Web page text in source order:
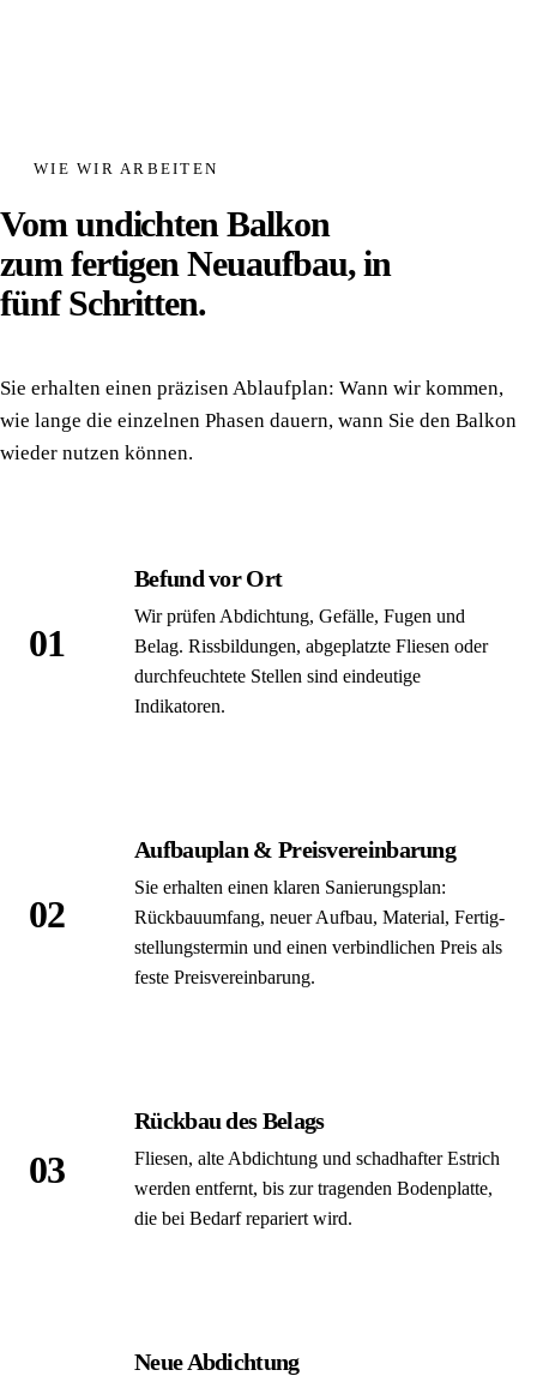
WIE WIR ARBEITEN
Vom undichten Balkon
zum fertigen Neuaufbau, in
fünf Schritten.
Sie erhalten einen präzisen Ablaufplan: Wann wir kommen,
wie lange die einzelnen Phasen dauern, wann Sie den Balkon
wieder nutzen können.
01
Befund vor Ort
Wir prüfen Abdichtung, Gefälle, Fugen und
Belag. Riss­bildungen, abgeplatzte Fliesen oder
durchfeuchtete Stellen sind eindeutige
Indikatoren.
02
Aufbau­plan & Preis­vereinbarung
Sie erhalten einen klaren Sanierungs­plan:
Rückbauumfang, neuer Aufbau, Material, Fertig­
stellungs­termin und einen verbindlichen Preis als
feste Preis­vereinbarung.
03
Rückbau des Belags
Fliesen, alte Abdichtung und schadhafter Estrich
werden entfernt, bis zur tragenden Bodenplatte,
die bei Bedarf repariert wird.
Neue Abdichtung